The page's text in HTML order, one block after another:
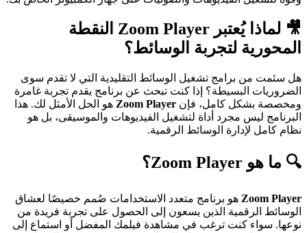
🎥 لماذا يُعتبر Zoom Player النقطة
المحورية لتجربة الوسائط؟
هل سئمت من برامج تشغيل الوسائط التقليدية التي لا تقدم سوى
الضروريات البسيطة؟ إذا كنت تبحث عن برنامج يقدم تجربة غامرة
ومخصصة بشكل كامل، فإن Zoom Player هو الحل الأمثل لك. هذا
البرنامج ليس مجرد أداة لتشغيل الفيديوهات والموسيقى، بل هو
نظام كامل لإدارة الوسائط الرقمية.
🔍 ما هو Zoom Player؟
Zoom Player هو برنامج متعدد الاستخدامات صُمم خصيصًا لعشاق
الوسائط الرقمية الذين يسعون إلى الحصول على تجربة فريدة من
نوعها. سواء كنت ترغب في مشاهدة فيلمك المفضل أو استماع إلى